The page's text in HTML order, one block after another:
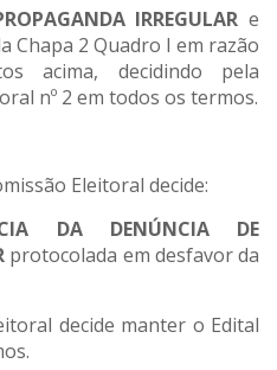
IRREGULAR e
Chapa 2 Quadro I em razão
acima, decidindo pela
nº 2 em todos os termos.
Eleitoral decide:
DA DENÚNCIA DE
protocolada em desfavor da
decide manter o Edital